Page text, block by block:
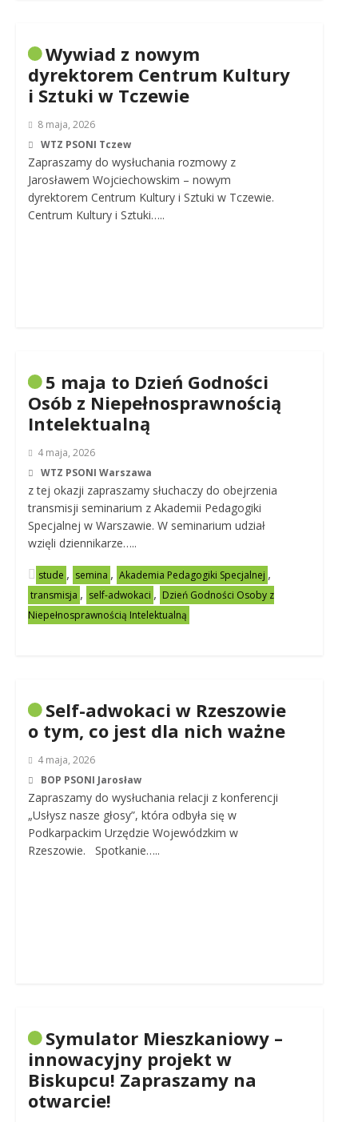
Wywiad z nowym
dyrektorem Centrum Kultury
i Sztuki w Tczewie
8 maja, 2026
WTZ PSONI Tczew
Zapraszamy do wysłuchania rozmowy z
Jarosławem Wojciechowskim – nowym
dyrektorem Centrum Kultury i Sztuki w Tczewie.
Centrum Kultury i Sztuki…..
5 maja to Dzień Godności
Osób z Niepełnosprawnością
Intelektualną
4 maja, 2026
WTZ PSONI Warszawa
z tej okazji zapraszamy słuchaczy do obejrzenia
transmisji seminarium z Akademii Pedagogiki
Specjalnej w Warszawie. W seminarium udział
wzięli dziennikarze…..
stude , semina , Akademia Pedagogiki Specjalnej ,
transmisja , self-adwokaci , Dzień Godności Osoby z
Niepełnosprawnością Intelektualną
Self-adwokaci w Rzeszowie
o tym, co jest dla nich ważne
4 maja, 2026
BOP PSONI Jarosław
Zapraszamy do wysłuchania relacji z konferencji
„Usłysz nasze głosy”, która odbyła się w
Podkarpackim Urzędzie Wojewódzkim w
Rzeszowie. Spotkanie…..
Symulator Mieszkaniowy –
innowacyjny projekt w
Biskupcu! Zapraszamy na
otwarcie!